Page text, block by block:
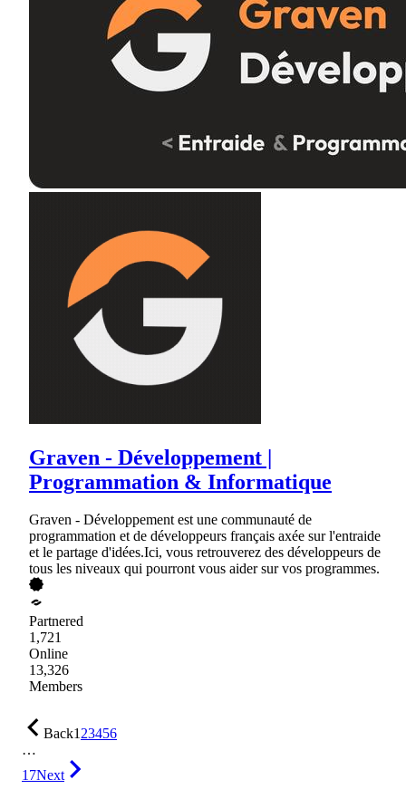
Graven - Développement |
Programmation & Informatique
Graven - Développement est une communauté de
programmation et de développeurs français axée sur l'entraide
et le partage d'idées.Ici, vous retrouverez des développeurs de
tous les niveaux qui pourront vous aider sur vos programmes.
Partnered
1,721
Online
13,326
Members
Back123456
…
17Next